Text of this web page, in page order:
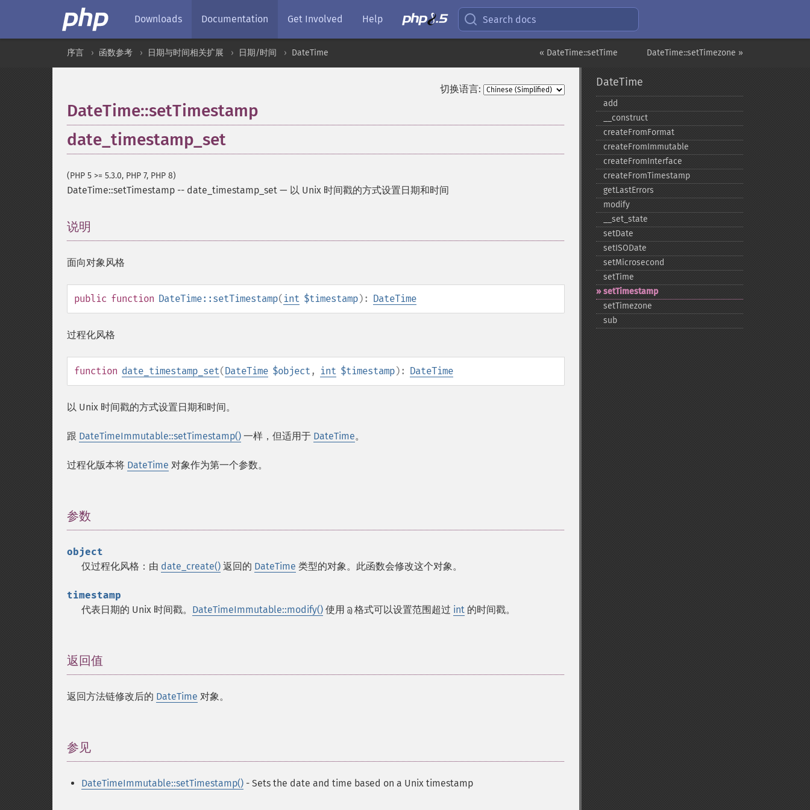
Downloads Documentation Get Involved Help Search docs
DateTime::setTimezone »
« DateTime::setTime
序言 函数参考 日期与时间相关扩展 日期/时间 DateTime
切换语言:
DateTime::setTimestamp
date_timestamp_set
(PHP 5 >= 5.3.0, PHP 7, PHP 8)
DateTime::setTimestamp -- date_timestamp_set — 以 Unix 时间戳的方式设置日期和时间
说明
面向对象风格
public function DateTime::setTimestamp( int $timestamp): DateTime
过程化风格
function date_timestamp_set(DateTime $object , int $timestamp): DateTime
以 Unix 时间戳的方式设置日期和时间。
跟 DateTimeImmutable::setTimestamp() 一样，但适用于 DateTime。
过程化版本将 DateTime 对象作为第一个参数。
参数
object
仅过程化风格：由 date_create() 返回的 DateTime 类型的对象。此函数会修改这个对象。
timestamp
代表日期的 Unix 时间戳。 DateTimeImmutable::modify() 使用 @格式可以设置范围超过 int 的时间戳。
返回值
返回方法链修改后的 DateTime 对象。
参见
DateTimeImmutable::setTimestamp() - Sets the date and time based on a Unix timestamp
DateTime
add
_​_​construct
createFromFormat
createFromImmutable
createFromInterface
createFromTimestamp
getLastErrors
modify
_​_​set_​state
setDate
setISODate
setMicrosecond
setTime
setTimestamp
setTimezone
sub